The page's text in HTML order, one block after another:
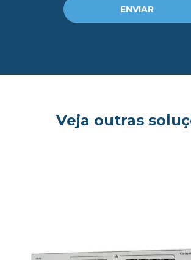
ENVIAR
Veja outras